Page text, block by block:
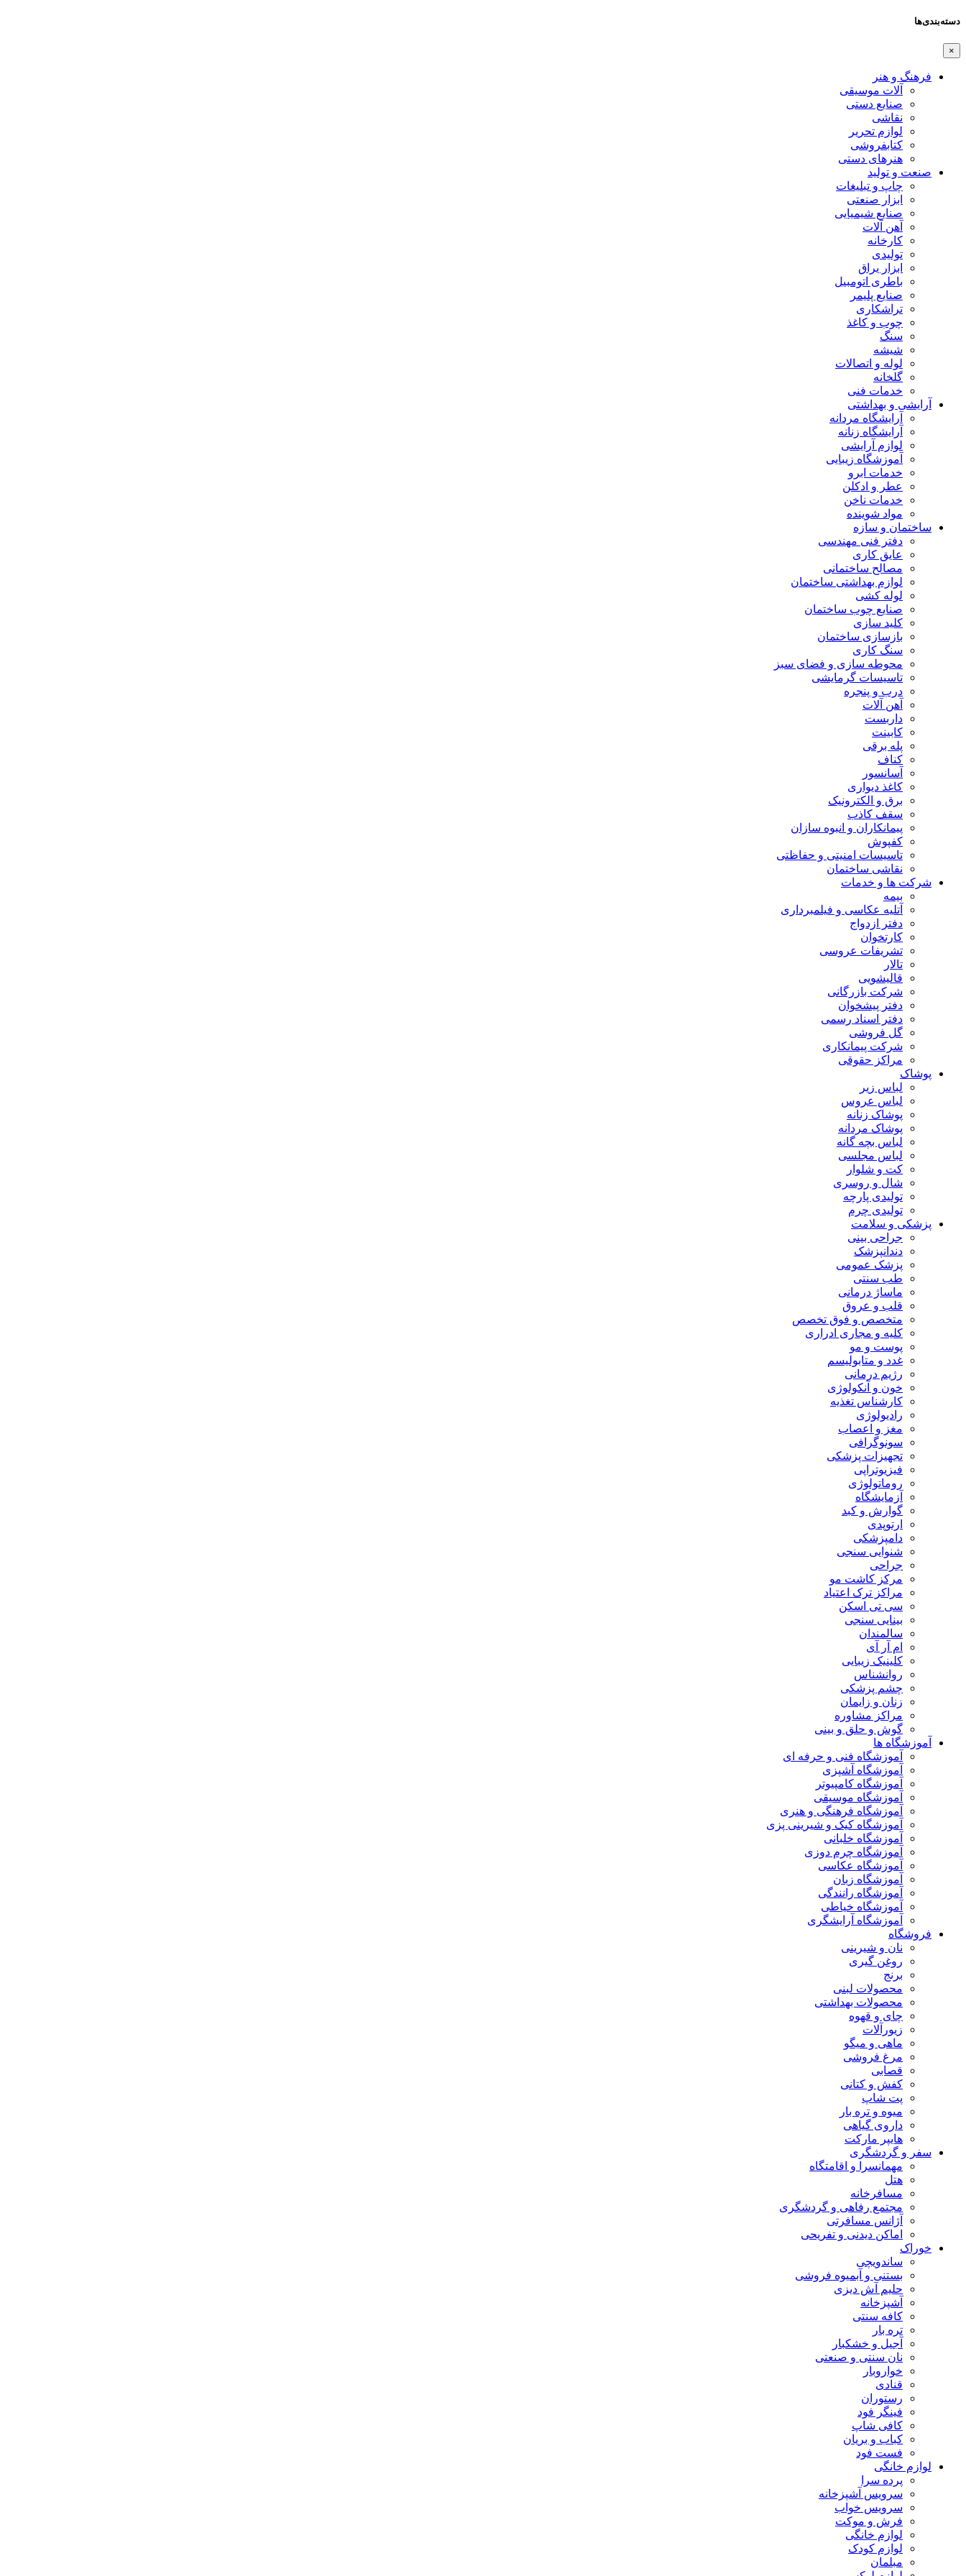
دسته‌بندی‌ها
×
فرهنگ و هنر
آلات موسیقی
صنایع دستی
نقاشی
لوازم تحریر
کتابفروشی
هنرهای دستی
صنعت و تولید
چاپ و تبلیغات
ابزار صنعتی
صنایع شیمیایی
آهن آلات
کارخانه
تولیدی
ابزار یراق
باطری اتومبیل
صنایع پلیمر
تراشکاری
چوب و کاغذ
سنگ
شیشه
لوله و اتصالات
گلخانه
خدمات فنی
آرایشی و بهداشتی
آرایشگاه مردانه
آرایشگاه زنانه
لوازم آرایشی
آموزشگاه زیبایی
خدمات ابرو
عطر و ادکلن
خدمات ناخن
مواد شوینده
ساختمان و سازه
دفتر فنی مهندسی
عایق کاری
مصالح ساختمانی
لوازم بهداشتی ساختمان
لوله کشی
صنایع چوب ساختمان
کلید سازی
بازسازی ساختمان
سنگ کاری
محوطه سازی و فضای سبز
تاسیسات گرمایشی
درب و پنجره
آهن آلات
داربست
کابینت
پله برقی
کناف
آسانسور
کاغذ دیواری
برق و الکترونیک
سقف کاذب
پیمانکاران و انبوه سازان
کفپوش
تاسیسات امنیتی و حفاظتی
نقاشی ساختمان
شرکت ها و خدمات
بیمه
آتلیه عکاسی و فیلمبرداری
دفتر ازدواج
کارتخوان
تشریفات عروسی
تالار
قالیشویی
شرکت بازرگانی
دفتر پیشخوان
دفتر اسناد رسمی
گل فروشی
شرکت پیمانکاری
مراکز حقوقی
پوشاک
لباس زیر
لباس عروس
پوشاک زنانه
پوشاک مردانه
لباس بچه گانه
لباس مجلسی
کت و شلوار
شال و روسری
تولیدی پارچه
تولیدی چرم
پزشکی و سلامت
جراحی بینی
دندانپزشک
پزشک عمومی
طب سنتی
ماساژ درمانی
قلب و عروق
متخصص و فوق تخصص
کلیه و مجاری ادراری
پوست و مو
غدد و متابولیسم
رژیم درمانی
خون و آنکولوژی
کارشناس تغذیه
رادیولوژی
مغز و اعصاب
سونوگرافی
تجهیزات پزشکی
فیزیوتراپی
روماتولوژی
آزمایشگاه
گوارش و کبد
ارتوپدی
دامپزشکی
شنوایی سنجی
جراحی
مرکز کاشت مو
مراکز ترک اعتیاد
سی تی اسکن
بینایی سنجی
سالمندان
ام آر آی
کلینیک زیبایی
روانشناس
چشم پزشکی
زنان و زایمان
مراکز مشاوره
گوش و حلق و بینی
آموزشگاه ها
آموزشگاه فنی و حرفه ای
آموزشگاه آشپزی
آموزشگاه کامپیوتر
آموزشگاه موسیقی
آموزشگاه فرهنگی و هنری
آموزشگاه کیک و شیرینی پزی
آموزشگاه خلبانی
آموزشگاه چرم دوزی
آموزشگاه عکاسی
آموزشگاه زبان
آموزشگاه رانندگی
آموزشگاه خیاطی
آموزشگاه آرایشگری
فروشگاه
نان و شیرینی
روغن گیری
برنج
محصولات لبنی
محصولات بهداشتی
چای و قهوه
زیورآلات
ماهی و میگو
مرغ فروشی
قصابی
کفش و کتانی
پت شاپ
میوه و تره بار
داروی گیاهی
هایپر مارکت
سفر و گردشگری
مهمانسرا و اقامتگاه
هتل
مسافرخانه
مجتمع رفاهی و گردشگری
آژانس مسافرتی
اماکن دیدنی و تفریحی
خوراک
ساندویچی
بستنی و آبمیوه فروشی
حلیم آش دیزی
آشپزخانه
کافه سنتی
تره بار
آجیل و خشکبار
نان سنتی و صنعتی
خواروبار
قنادی
رستوران
فینگر فود
کافی شاپ
کباب و بریان
فست فود
لوازم خانگی
پرده سرا
سرویس آشپزخانه
سرویس خواب
فرش و موکت
لوازم خانگی
لوازم کودک
مبلمان